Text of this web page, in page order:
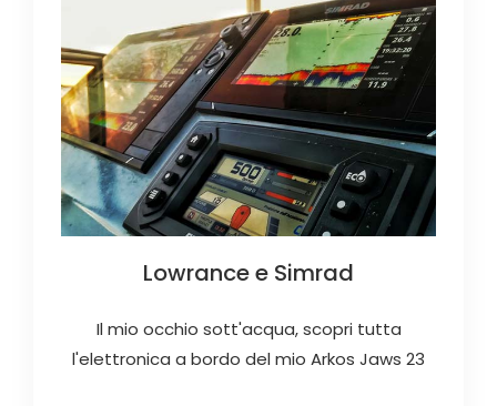
Lowrance e Simrad
Il mio occhio sott'acqua, scopri tutta
l'elettronica a bordo del mio Arkos Jaws 23